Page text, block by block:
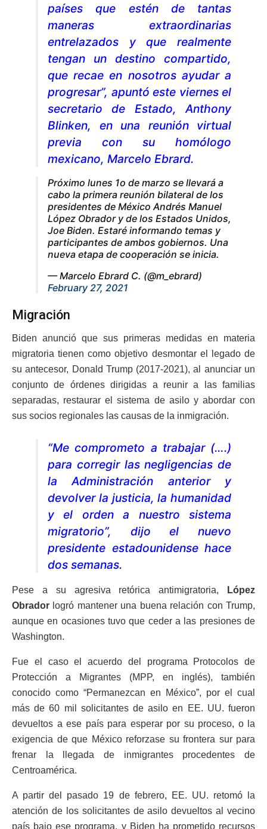
países que estén de tantas
maneras extraordinarias
entrelazados y que realmente
tengan un destino compartido,
que recae en nosotros ayudar a
progresar”, apuntó este viernes el
secretario de Estado, Anthony
Blinken, en una reunión virtual
previa con su homólogo
mexicano, Marcelo Ebrard.
Próximo lunes 1o de marzo se llevará a
cabo la primera reunión bilateral de los
presidentes de México Andrés Manuel
López Obrador y de los Estados Unidos,
Joe Biden. Estaré informando temas y
participantes de ambos gobiernos. Una
nueva etapa de cooperación se inicia.
— Marcelo Ebrard C. (@m_ebrard)
February 27, 2021
Migración
Biden anunció que sus primeras medidas en materia
migratoria tienen como objetivo desmontar el legado de
su antecesor, Donald Trump (2017-2021), al anunciar un
conjunto de órdenes dirigidas a reunir a las familias
separadas, restaurar el sistema de asilo y abordar con
sus socios regionales las causas de la inmigración.
“Me comprometo a trabajar (….)
para corregir las negligencias de
la Administración anterior y
devolver la justicia, la humanidad
y el orden a nuestro sistema
migratorio”, dijo el nuevo
presidente estadounidense hace
dos semanas.
Pese a su agresiva retórica antimigratoria,
López
Obrador logró mantener una buena relación con Trump,
aunque en ocasiones tuvo que ceder a las presiones de
Washington.
Fue el caso el acuerdo del programa Protocolos de
Protección a Migrantes (MPP, en inglés), también
conocido como “Permanezcan en México”, por el cual
más de 60 mil solicitantes de asilo en EE. UU. fueron
devueltos a ese país para esperar por su proceso, o la
exigencia de que México reforzase su frontera sur para
frenar la llegada de inmigrantes procedentes de
Centroamérica.
A partir del pasado 19 de febrero, EE. UU. retomó la
atención de los solicitantes de asilo devueltos al vecino
país bajo ese programa, y Biden ha prometido recursos